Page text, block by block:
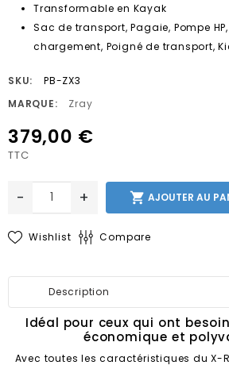
Transformable en Kayak
Sac de transport, Pagaie, Pompe
chargement, Poigné de transport,
SKU:
PB-ZX3
MARQUE:
Zray
379,00 €
TTC
- +  AJOUTER AU
Wishlist Compare
Description
Idéal pour ceux qui ont
économique et
Avec toutes les caractéristiques du X-